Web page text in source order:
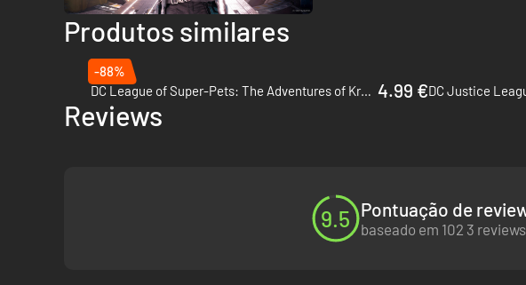
Produtos similares
-88%
DC League of Super-Pets: The Adventures of Krypto and Ace - Xbox One & Xbox Series X|S 4.99 €
Reviews
9.5 Pontuação de
baseado em 102 3